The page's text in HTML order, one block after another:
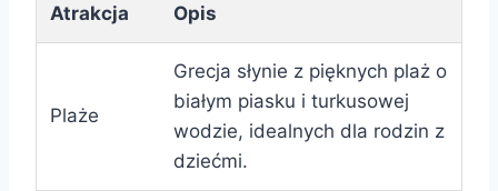
Atrakcja Opis
Plaże
Grecja słynie z pięknych plaż o
białym piasku i turkusowej
wodzie, idealnych dla rodzin z
dziećmi.